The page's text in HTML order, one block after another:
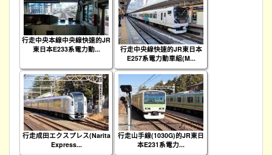
行走中央本線中央線快速的JR
東日本E233系電力動...
行走中央線快速的JR東日本
E257系電力動車組(M...
行走成田エクスプレス(Narita
Express...
行走山手線(1030G)的JR東日
本E231系電力...